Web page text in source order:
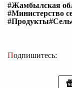
#Жамбылская
#Министерство
#Продукты
Подпишитесь: